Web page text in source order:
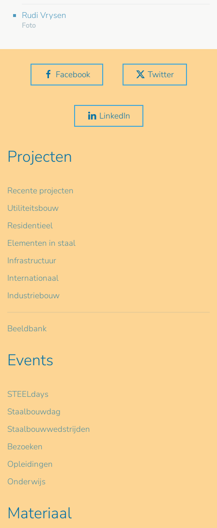
Rudi Vrysen
Foto
Facebook Twitter
LinkedIn
Projecten
Recente projecten
Utiliteitsbouw
Residentieel
Elementen in staal
Infrastructuur
Internationaal
Industriebouw
Beeldbank
Events
STEELdays
Staalbouwdag
Staalbouwwedstrijden
Bezoeken
Opleidingen
Onderwijs
Materiaal